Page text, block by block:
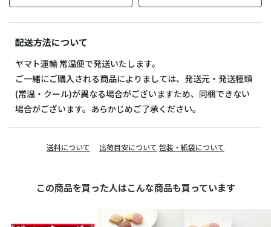
配送方法について
ヤマト運輸 常温便で発送いたします。
ご一緒にご購入される商品によりましては、発送元・発送種類
(常温・クール)が異なる場合がございますため、同梱できない
場合がございます。あらかじめご了承ください。
送料について 出荷目安について 包装・紙袋について
この商品を買った人はこんな商品も買っています